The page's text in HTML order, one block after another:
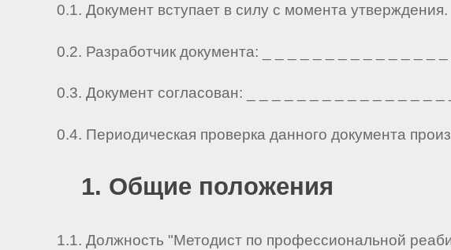
0.1. Документ вступает в силу с момента утверждения.
0.2. Разработчик документа: _ _ _ _ _ _ _ _ _ _ _ _ _ _
0.3. Документ согласован: _ _ _ _ _ _ _ _ _ _ _ _ _ _ _ _
0.4. Периодическая проверка данного документа
1. Общие положения
1.1. Должность "Методист по профессиональной